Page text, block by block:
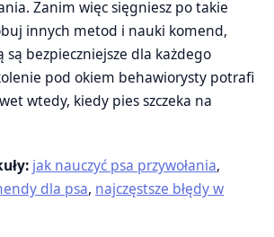
Zanim więc sięgniesz po takie
innych metod i nauki komend,
są bezpieczniejsze dla każdego
pod okiem behawiorysty potrafi
wtedy, kiedy pies szczeka na
jak nauczyć psa przywołania,
dla psa, najczęstsze błędy w